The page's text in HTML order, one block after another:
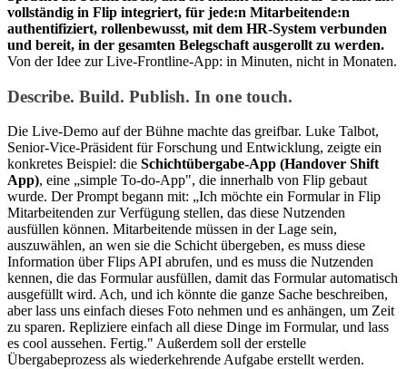
vollständig in Flip integriert, für jede:n Mitarbeitende:n
authentifiziert, rollenbewusst, mit dem HR-System verbunden
und bereit, in der gesamten Belegschaft ausgerollt zu werden.
Von der Idee zur Live-Frontline-App: in Minuten, nicht in Monaten.
Describe. Build. Publish. In one touch.
Die Live-Demo auf der Bühne machte das greifbar. Luke Talbot,
Senior-Vice-Präsident für Forschung und Entwicklung, zeigte ein
konkretes Beispiel: die Schichtübergabe-App (Handover Shift
App), eine „simple To-do-App", die innerhalb von Flip gebaut
wurde. Der Prompt begann mit: „Ich möchte ein Formular in Flip
Mitarbeitenden zur Verfügung stellen, das diese Nutzenden
ausfüllen können. Mitarbeitende müssen in der Lage sein,
auszuwählen, an wen sie die Schicht übergeben, es muss diese
Information über Flips API abrufen, und es muss die Nutzenden
kennen, die das Formular ausfüllen, damit das Formular automatisch
ausgefüllt wird. Ach, und ich könnte die ganze Sache beschreiben,
aber lass uns einfach dieses Foto nehmen und es anhängen, um Zeit
zu sparen. Repliziere einfach all diese Dinge im Formular, und lass
es cool aussehen. Fertig." Außerdem soll der erstelle
Übergabeprozess als wiederkehrende Aufgabe erstellt werden.